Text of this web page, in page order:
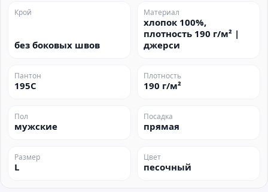
Крой
без боковых швов
Материал
хлопок 100%,
плотность 190 г/м² |
джерси
Пантон
195C
Плотность
190 г/м²
Пол
мужские
Посадка
прямая
Размер
L
Цвет
песочный